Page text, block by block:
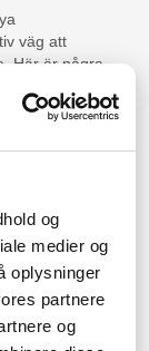
og
medier og
oplysninger
partnere
og
väg att
Här är några
för
färdigheter
och kan
inte hade